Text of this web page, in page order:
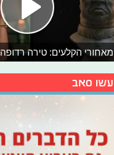
מאחורי הקלעים: טירה רדופה
עשו סאב